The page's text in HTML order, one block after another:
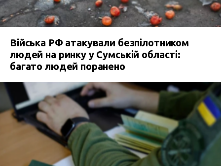
Війська РФ атакували безпілотником
людей на ринку у Сумській області:
багато людей поранено